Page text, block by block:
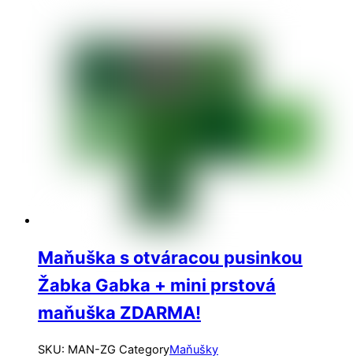
Maňuška s otváracou pusinkou
Žabka Gabka + mini prstová
maňuška ZDARMA!
SKU: MAN-ZG CategoryMaňušky